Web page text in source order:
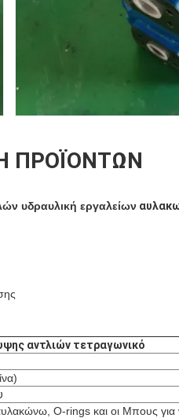
ΠΡΟΪΌΝΤΩΝ
υδραυλική εργαλείων
αντλιών τετραγωνικό
O-rings και οι Μπους για